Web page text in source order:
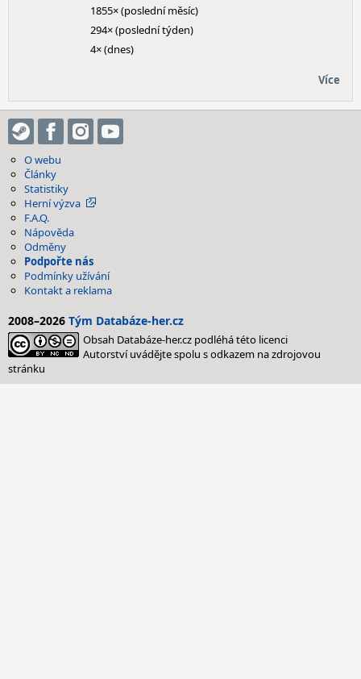
1855× (poslední měsíc)
294× (poslední týden)
4× (dnes)
Více
O webu
Články
Statistiky
Herní výzva
F.A.Q.
Nápověda
Odměny
Podpořte nás
Podmínky užívání
Kontakt a reklama
2008–2026 Tým Databáze-her.cz
Obsah Databáze-her.cz podléhá této licenci
Autorství uvádějte spolu s odkazem na zdrojovou
stránku